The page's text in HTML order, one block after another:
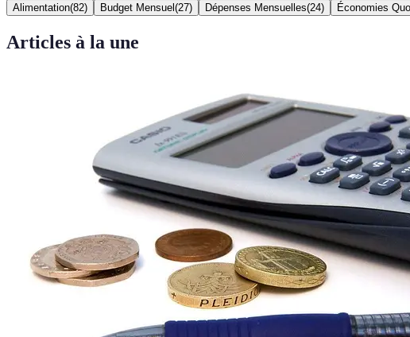
Alimentation(82) Budget Mensuel (27) Dépenses Mensuelles(24) Économies
Articles à la une